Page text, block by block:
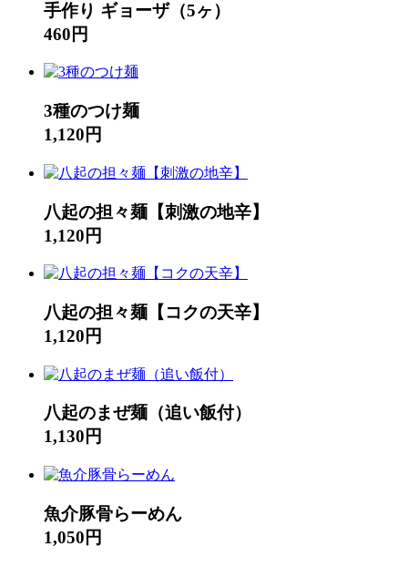
手作り ギョーザ（5ヶ）
460円
3種のつけ麺
1,120円
八起の担々麺【刺激の地辛】
1,120円
八起の担々麺【コクの天辛】
1,120円
八起のまぜ麺（追い飯付）
1,130円
魚介豚骨らーめん
1,050円